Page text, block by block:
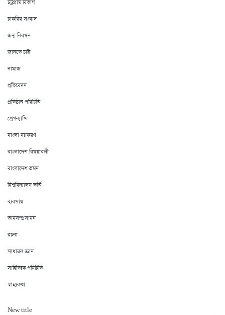
চট্রগ্রাম বিভাগ
চাকরির সংবাদ
জন্ম নিবন্ধন
জানতে চাই
নামাজ
প্রতিবেদন
প্রতিষ্ঠান পরিচিতি
প্রেগন্যান্সি
বাংলা ব্যাকরণ
বাংলাদেশ বিষয়াবলী
বাংলাদেশ ভ্রমন
বিশ্ববিদ্যালয় ভর্তি
ব্যবসায়
ভাবসম্প্রসারন
রচনা
সাধারন জ্ঞান
সাহিত্যিক পরিচিতি
স্বাস্থ্যকথা
New title